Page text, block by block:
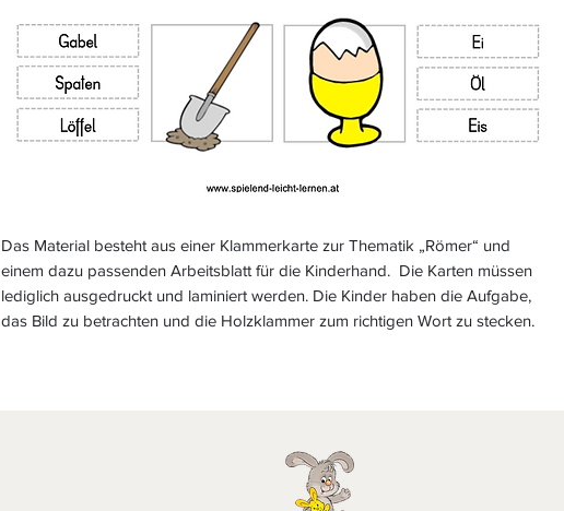
Das Material besteht aus einer Klammerkarte zur Thematik „Römer“ und
einem dazu passenden Arbeitsblatt für die Kinderhand. Die Karten müssen
lediglich ausgedruckt und laminiert werden. Die Kinder haben die Aufgabe,
das Bild zu betrachten und die Holzklammer zum richtigen Wort zu stecken.